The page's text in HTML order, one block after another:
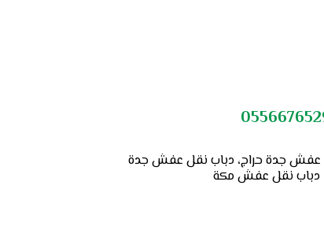
عفش جدة حراج، دباب نقل عفش جدة
دباب نقل عفش مكة